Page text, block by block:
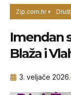
Zip.com.hr
Imendan
Blaža i
3. veljače 2026.